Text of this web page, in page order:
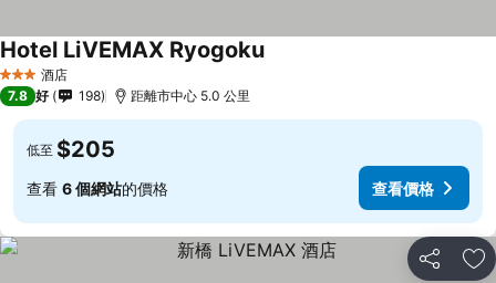
3 星級 酒店
Hotel LiVEMAX Ryogoku
7.8 好 198 距離市中心 5.0 公里
低至 $205
查看 6 個網站的價格 查看價格
分享 放